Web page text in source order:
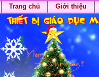
Trang chủ Giới thiệu